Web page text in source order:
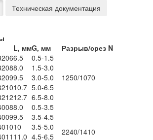
Техническая документация
L, ммG, мм
Разрыв/срез N
6.5
0.5-1.5
1250/1070
8.0
1.5-3.0
9.5
3.0-5.0
10.7 5.0-6.5
12.7 6.5-8.0
8.0 0.5-3.5
2240/1410
9.5
3.5-4.5
10
3.5-5.0
11.0 4.5-6.5